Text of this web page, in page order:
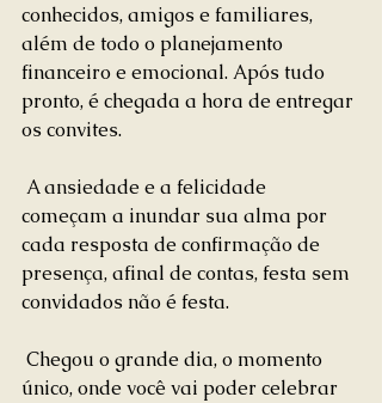
conhecidos, amigos e familiares,
além de todo o planejamento
financeiro e emocional. Após tudo
pronto, é chegada a hora de entregar
os convites.
começam a inundar sua alma por
cada resposta de confirmação de
presença, afinal de contas, festa sem
convidados não é festa.
único, onde você vai poder celebrar